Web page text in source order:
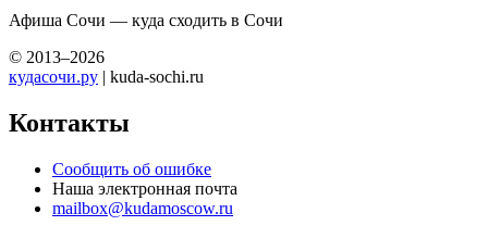
Афиша Сочи — куда сходить в Сочи
© 2013–2026
кудасочи.ру | kuda-sochi.ru
Контакты
Сообщить об ошибке
Наша электронная почта
mailbox@kudamoscow.ru